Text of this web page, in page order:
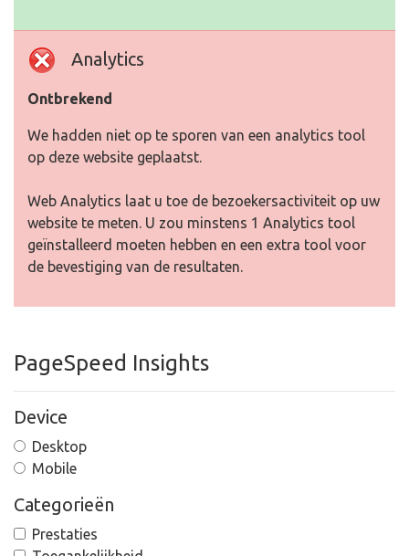
Analytics
Ontbrekend
We hadden niet op te sporen van een analytics tool
op deze website geplaatst.
Web Analytics laat u toe de bezoekersactiviteit op uw
website te meten. U zou minstens 1 Analytics tool
geïnstalleerd moeten hebben en een extra tool voor
de bevestiging van de resultaten.
PageSpeed Insights
Device
Desktop
Mobile
Categorieën
Prestaties